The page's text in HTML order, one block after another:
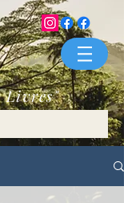
Livres"